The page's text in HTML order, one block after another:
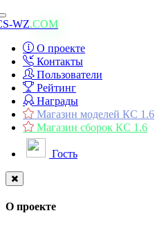
Toggle
navigation
WZ.COM
О проекте
Контакты
Пользователи
Рейтинг
Награды
Магазин моделей КС 1.6
Магазин сборок КС 1.6
Гость
О проекте